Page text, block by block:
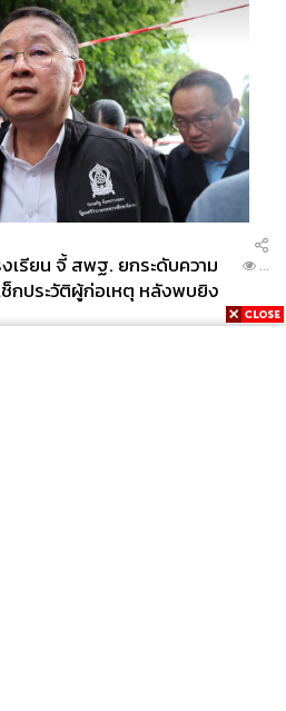
งเรียน จี้ สพฐ. ยกระดับความ
กประวัติผู้ก่อเหตุ หลังพบยิง
...